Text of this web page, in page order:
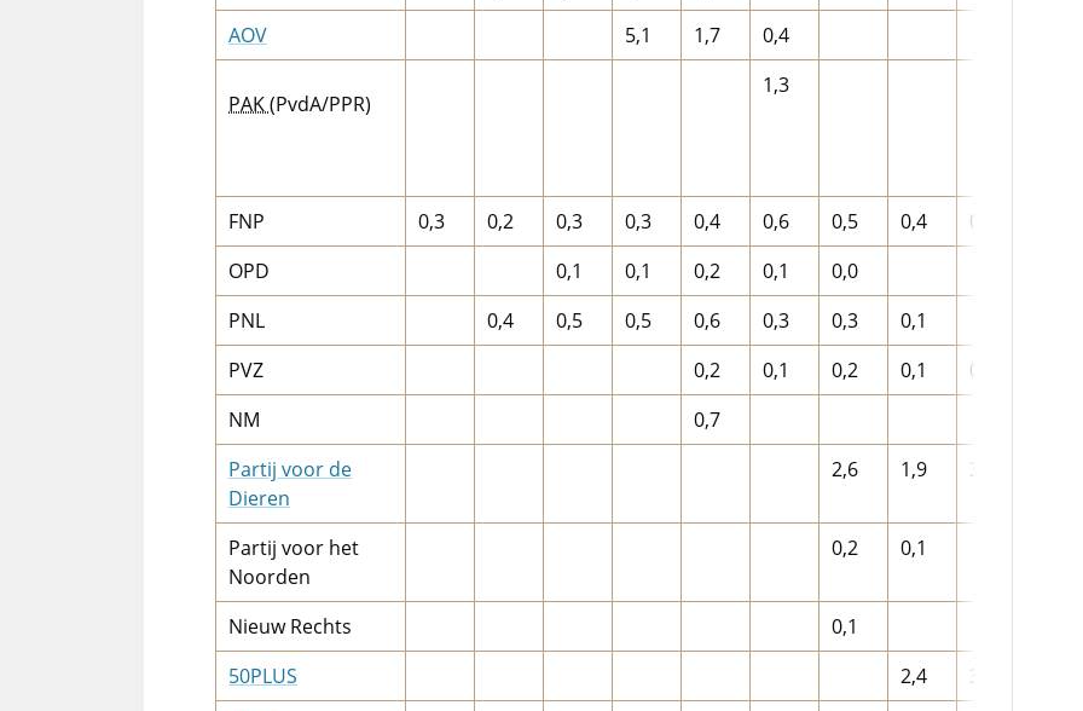
AOV
5,1 1,7 0,4
PAK(PvdA/PPR)
1,3
FNP 0,3 0,2 0,3 0,3 0,4 0,6 0,5 0,4 0,4
OPD
0,1 0,1 0,2 0,1
0,0
PNL
0,4 0,5 0,5 0,6 0,3 0,3
0,1
PVZ
0,2 0,1 0,2 0,1 0,1
NM
0,7
Partij voor de
Dieren
2,6 1,9 3,5
Partij voor het
Noorden
0,2 0,1
Nieuw Rechts
0,1
50PLUS
2,4 3,4